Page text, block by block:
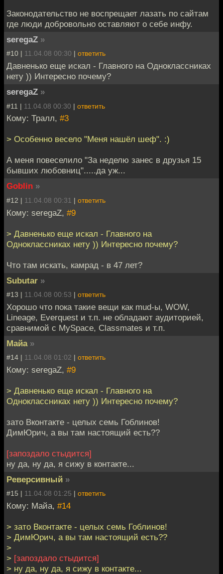
Законодательство не воспрещает лазать по сайтам
где люди добровольно оставляют о себе инфу.
seregaZ »
#10 | 11.04.08 00:30 | ответить
Давненько еще искал - Главного на Одноклассниках
нету )) Интересно почему?
seregaZ »
#11 | 11.04.08 00:30 | ответить
Кому: Тралл, #3
> Особенно весело "Меня нашёл шеф". :)
А меня повеселило "За неделю занес в друзья 15
бывших любовниц".....да уж...
Goblin »
#12 | 11.04.08 00:31 | ответить
Кому: seregaZ, #9
> Давненько еще искал - Главного на
Одноклассниках нету )) Интересно почему?
Что там искать, камрад - в 47 лет?
Subutar »
#13 | 11.04.08 00:53 | ответить
Хорошо что пока такие вещи как mud-ы, WOW,
Lineage, Everquest и т.п. не обладают аудиторией,
сравнимой с MySpace, Classmates и т.п.
Майа »
#14 | 11.04.08 01:02 | ответить
Кому: seregaZ, #9
> Давненько еще искал - Главного на
Одноклассниках нету )) Интересно почему?
зато Вконтакте - целых семь Гоблинов!
ДимЮрич, а вы там настоящий есть??
[запоздало стыдится]
ну да, ну да, я сижу в контакте...
Реверсивный »
#15 | 11.04.08 01:25 | ответить
Кому: Майа, #14
> зато Вконтакте - целых семь Гоблинов!
> ДимЮрич, а вы там настоящий есть??
>
> [запоздало стыдится]
> ну да, ну да, я сижу в контакте...